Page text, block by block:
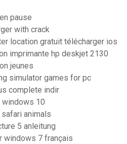
pause
with crack
location gratuit télécharger ios
imprimante hp deskjet 2130
jeunes
simulator games for pc
complete indir
windows 10
animals
5 anleitung
windows 7 français